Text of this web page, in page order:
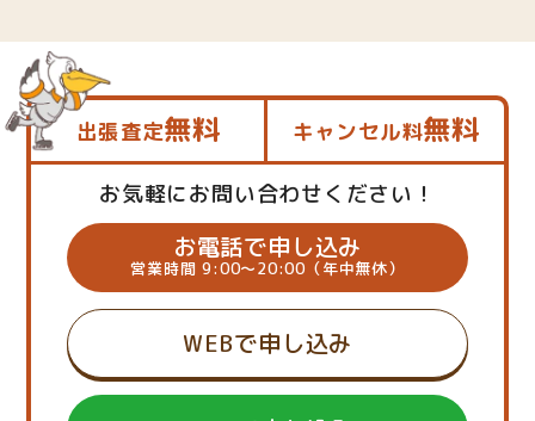
出張査定無料 キャンセル料無料
お気軽にお問い合わせください！
お電話で申し込み
営業時間 9:00～20:00（年中無休）
WEBで申し込み